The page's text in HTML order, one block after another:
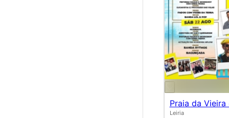
Praia da Vieira
Leiria